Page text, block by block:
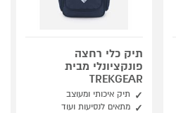
תיק כלי רחצה
פונקציונלי מבית
TREKGEAR
תיק איכותי ומעוצב
מתאים לנסיעות ועוד